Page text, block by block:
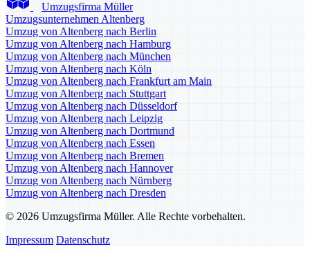
Umzugsfirma Müller
Umzugsunternehmen Altenberg
Umzug von Altenberg nach Berlin
Umzug von Altenberg nach Hamburg
Umzug von Altenberg nach München
Umzug von Altenberg nach Köln
Umzug von Altenberg nach Frankfurt am Main
Umzug von Altenberg nach Stuttgart
Umzug von Altenberg nach Düsseldorf
Umzug von Altenberg nach Leipzig
Umzug von Altenberg nach Dortmund
Umzug von Altenberg nach Essen
Umzug von Altenberg nach Bremen
Umzug von Altenberg nach Hannover
Umzug von Altenberg nach Nürnberg
Umzug von Altenberg nach Dresden
© 2026 Umzugsfirma Müller. Alle Rechte vorbehalten.
Impressum Datenschutz